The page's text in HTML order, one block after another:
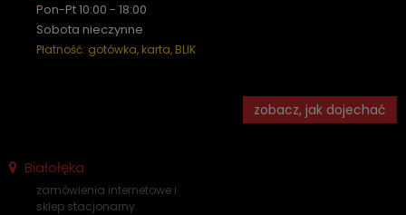
Pon-Pt 10:00 - 18:00
Sobota nieczynne
Płatność: gotówka, karta, BLIK
zobacz, jak dojechać
Białołęka
zamówienia internetowe i
sklep stacjonarny